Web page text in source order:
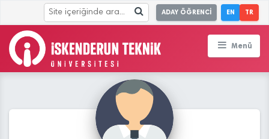
ADAY ÖĞRENCİ EN TR
Menü